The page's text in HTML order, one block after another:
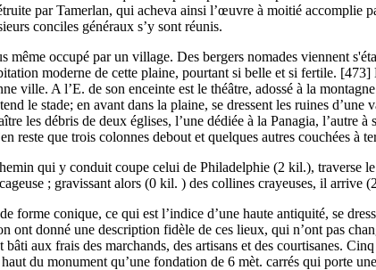
par Tamerlan, qui acheva ainsi l’œuvre à moitié accomplie
conciles généraux s’y sont réunis.
même occupé par un village. Des bergers nomades viennent
moderne de cette plaine, pourtant si belle et si fertile.
ville. A l’E. de son enceinte est le théâtre, adossé à la
le stade; en avant dans la plaine, se dressent les ruines
les débris de deux églises, l’une dédiée à la Panagia,
reste que trois colonnes debout et quelques autres couchées à
qui y conduit coupe celui de Philadelphie (2 kil.),
; gravissant alors (0 kil. ) des collines crayeuses, il arrive
forme conique, ce qui est l’indice d’une haute antiquité, se
ont donné une description fidèle de ces lieux, qui n’ont pas
aux frais des marchands, des artisans et des courtisanes.
du monument qu’une fondation de 6 mèt. carrés qui porte